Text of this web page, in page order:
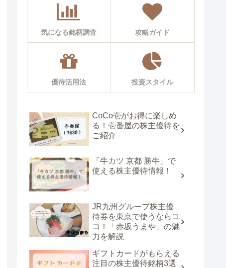
気になる銘柄調査 攻略ガイド
優待活用法 投資スタイル
CoCo壱がお得に楽しめ
る！壱番屋の株主優待を
ご紹介
「牛カツ 京都 勝牛」で
使える株主優待情報！
JR九州グループ株主優
待券を東京で使うならコ
コ！「赤坂うまや」の魅
力を解説
ギフトカードがもらえる
注目の株主優待銘柄3選